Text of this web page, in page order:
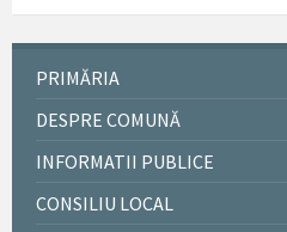
PRIMĂRIA
DESPRE COMUNĂ
INFORMATII PUBLICE
CONSILIU LOCAL